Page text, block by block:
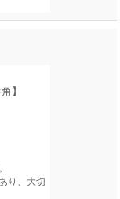
】
り、大切